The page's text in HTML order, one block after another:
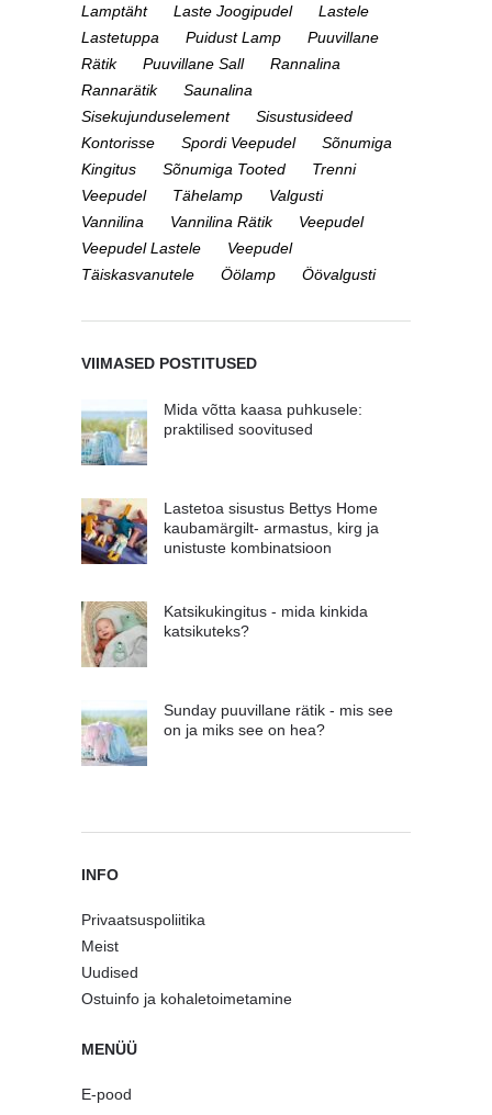
Lamptäht
Laste Joogipudel
Lastele
Lastetuppa
Puidust Lamp
Puuvillane
Rätik
Puuvillane Sall
Rannalina
Rannarätik
Saunalina
Sisekujunduselement
Sisustusideed
Kontorisse
Spordi Veepudel
Sõnumiga
Kingitus
Sõnumiga Tooted
Trenni
Veepudel
Tähelamp
Valgusti
Vannilina
Vannilina Rätik
Veepudel
Veepudel Lastele
Veepudel
Täiskasvanutele
Öölamp Öövalgusti
VIIMASED POSTITUSED
Mida võtta kaasa puhkusele:
praktilised soovitused
Lastetoa sisustus Bettys Home
kaubamärgilt- armastus, kirg ja
unistuste kombinatsioon
Katsikukingitus - mida kinkida
katsikuteks?
Sunday puuvillane rätik - mis see
on ja miks see on hea?
INFO
Privaatsuspoliitika
Meist
Uudised
Ostuinfo ja kohaletoimetamine
MENÜÜ
E-pood